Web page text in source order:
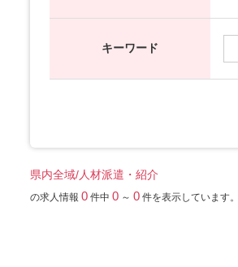
キーワード
県内全域/人材派遣・紹介
の求人情報 0 件中 0 ～ 0 件を表示しています。